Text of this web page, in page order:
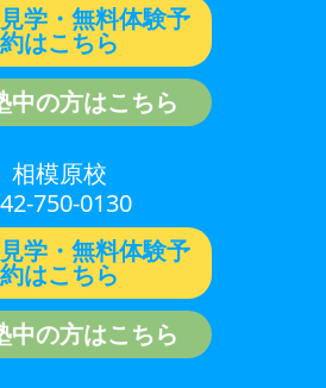
学・無料体験予
約はこちら
中の方はこちら
相模原校
750-0130
学・無料体験予
約はこちら
中の方はこちら